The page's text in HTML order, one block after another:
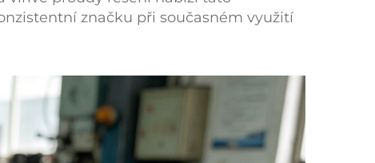
značku při současném využití